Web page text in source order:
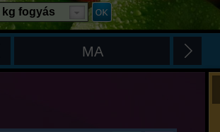
kg fogyás
MA